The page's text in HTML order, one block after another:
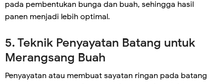
pada pembentukan bunga dan buah, sehingga hasil
panen menjadi lebih optimal.
5. Teknik Penyayatan Batang untuk
Merangsang Buah
Penyayatan atau membuat sayatan ringan pada batang